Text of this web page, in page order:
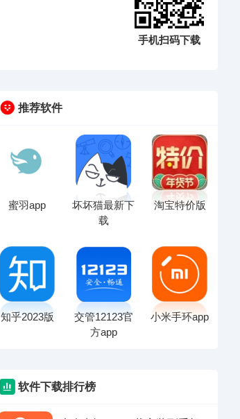
手机扫码下载
推荐软件
蜜羽app
坏坏猫最新下
载
淘宝特价版
知乎2023版
交管12123官
方app
小米手环app
软件下载排行榜